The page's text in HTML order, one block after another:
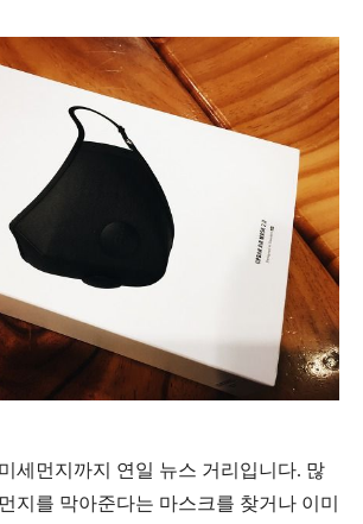
세먼지까지 연일 뉴스 거리입니다. 많
지를 막아준다는 마스크를 찾거나 이미